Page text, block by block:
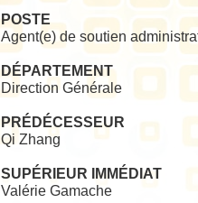
POSTE
Agent(e) de soutien
DÉPARTEMENT
Direction Générale
PRÉDÉCESSEUR
Qi Zhang
SUPÉRIEUR IMMÉDIAT
Valérie Gamache